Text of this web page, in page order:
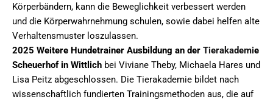
Körperbändern, kann die Beweglichkeit verbessert werden
und die Körperwahrnehmung schulen, sowie dabei helfen alte
Verhaltensmuster loszulassen.
2025 Weitere Hundetrainer Ausbildung an der Tierakademie
Scheuerhof in Wittlich bei Viviane Theby, Michaela Hares und
Lisa Peitz abgeschlossen. Die Tierakademie bildet nach
wissenschaftlich fundierten Trainingsmethoden aus, die auf